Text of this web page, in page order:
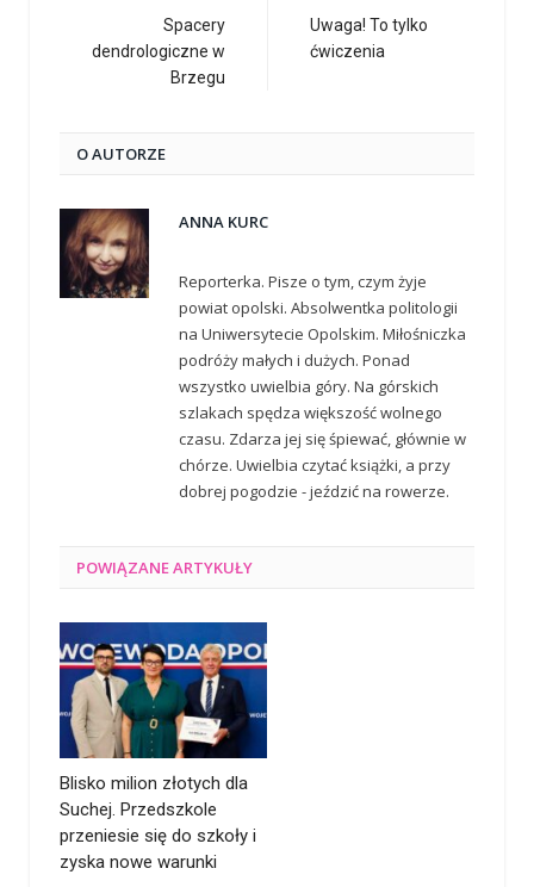
Spacery
dendrologiczne w
Brzegu
Uwaga! To tylko
ćwiczenia
O AUTORZE
ANNA KURC
Reporterka. Pisze o tym, czym żyje
powiat opolski. Absolwentka politologii
na Uniwersytecie Opolskim. Miłośniczka
podróży małych i dużych. Ponad
wszystko uwielbia góry. Na górskich
szlakach spędza większość wolnego
czasu. Zdarza jej się śpiewać, głównie w
chórze. Uwielbia czytać książki, a przy
dobrej pogodzie - jeździć na rowerze.
POWIĄZANEARTYKUŁY
Blisko milion złotych dla
Suchej. Przedszkole
przeniesie się do szkoły i
zyska nowe warunki